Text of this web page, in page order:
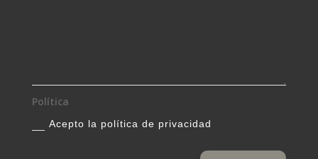
Política
Acepto la política de privacidad